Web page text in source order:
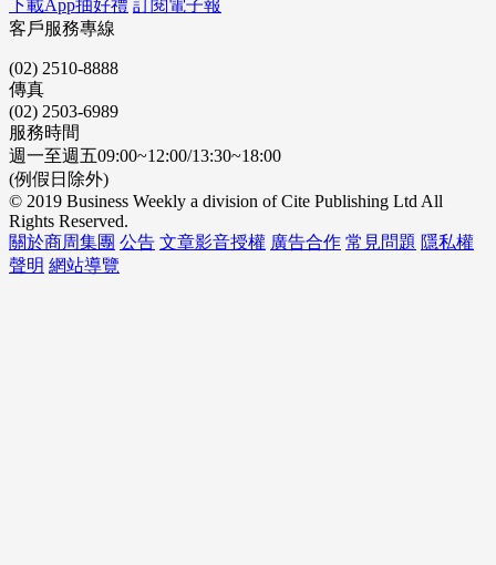
下載App抽好禮 訂閱電子報
客戶服務專線
(02) 2510-8888
傳真
(02) 2503-6989
服務時間
週一至週五09:00~12:00/13:30~18:00
(例假日除外)
© 2019 Business Weekly a division of Cite Publishing Ltd All
Rights Reserved.
關於商周集團 公告 文章影音授權 廣告合作 常見問題 隱私權
聲明 網站導覽